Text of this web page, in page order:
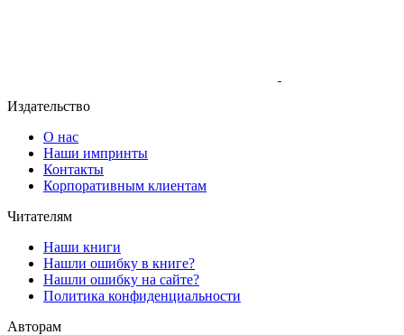
Издательство
О нас
Наши импринты
Контакты
Корпоративным клиентам
Читателям
Наши книги
Нашли ошибку в книге?
Нашли ошибку на сайте?
Политика конфиденциальности
Авторам